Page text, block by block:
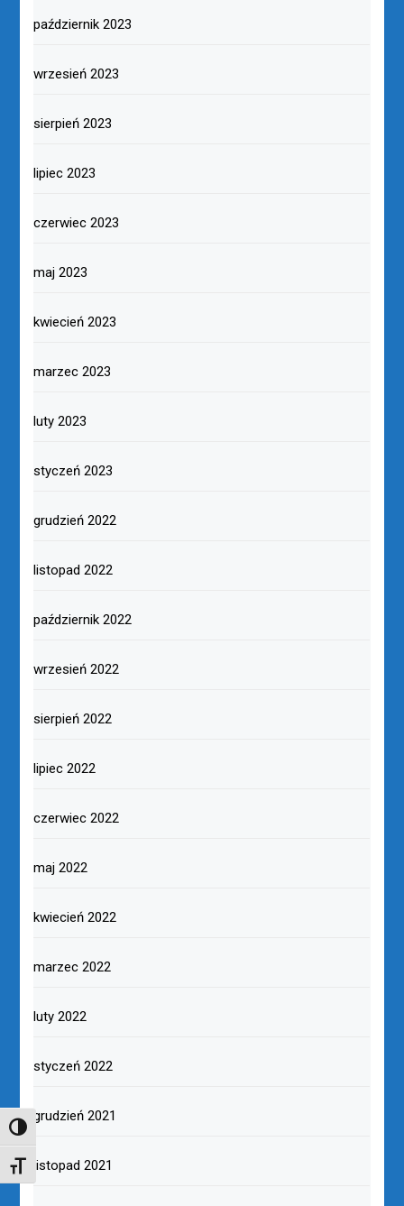
TOGGLE HIGH CONTRAST
TOGGLE FONT SIZE
październik 2023
wrzesień 2023
sierpień 2023
lipiec 2023
czerwiec 2023
maj 2023
kwiecień 2023
marzec 2023
luty 2023
styczeń 2023
grudzień 2022
listopad 2022
październik 2022
wrzesień 2022
sierpień 2022
lipiec 2022
czerwiec 2022
maj 2022
kwiecień 2022
marzec 2022
luty 2022
styczeń 2022
grudzień 2021
listopad 2021